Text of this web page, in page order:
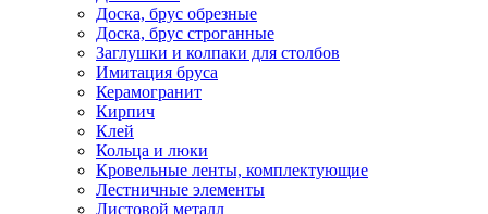
Доска, брус обрезные
Доска, брус строганные
Заглушки и колпаки для столбов
Имитация бруса
Керамогранит
Кирпич
Клей
Кольца и люки
Кровельные ленты, комплектующие
Лестничные элементы
Листовой металл